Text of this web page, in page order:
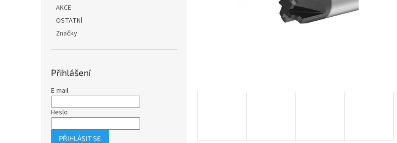
AKCE
OSTATNÍ
Značky
Přihlášení
E-mail
Heslo
PŘIHLÁSIT SE